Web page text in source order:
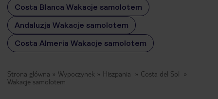
Costa Blanca Wakacje samolotem
Andaluzja Wakacje samolotem
Costa Almeria Wakacje samolotem
Strona główna Wypoczynek Hiszpania
Costa del Sol
Wakacje samolotem